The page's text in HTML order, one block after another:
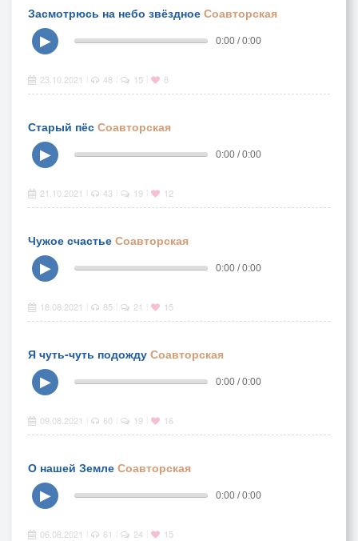
Засмотрюсь на небо звёздное Соавторская
▶
0:00 / 0:00
23.10.2021 48 15 8
Старый пёс Соавторская
▶
0:00 / 0:00
21.10.2021 43 19 12
Чужое счастье Соавторская
▶
0:00 / 0:00
18.08.2021 85 21 15
Я чуть-чуть подожду Соавторская
▶
0:00 / 0:00
09.08.2021 60 19 16
О нашей Земле Соавторская
▶
0:00 / 0:00
06.08.2021 61 24 15